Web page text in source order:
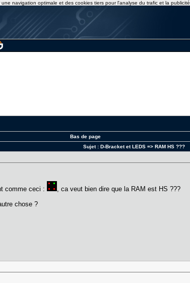
Bas de page
Sujet : D-Bracket et LEDS => RAM HS ???
comme ceci :
, ca veut bien dire que la RAM est HS ???
chose ?
navigation optimale et des cookies tiers pour l'analyse du trafic et la publicité